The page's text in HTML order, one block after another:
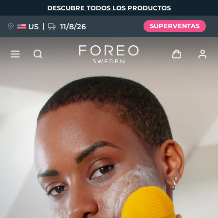
DESCUBRE TODOS LOS PRODUCTOS
US 11/8/26 SUPERVENTAS
Iniciar sesión
Perfil de usuario
Mis dispositivos
Mis pedidos
Mis direcciones
Mis suscripciones
NUEVO
FAQ™ Pure Beauty-Tech Elixir
BREAKING NEWS
issa™ Teeth Whitening Set
Idioma
English Deutsch
Español
Français
Italiano
Português
Svenska
Русский
Türkçe
简体中文 繁體中文